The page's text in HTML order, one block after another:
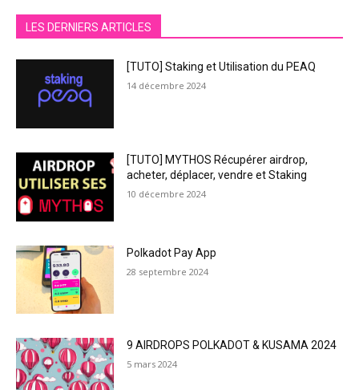
LES DERNIERS ARTICLES
[TUTO] Staking et Utilisation du PEAQ
14 décembre 2024
[TUTO] MYTHOS Récupérer airdrop,
acheter, déplacer, vendre et Staking
10 décembre 2024
Polkadot Pay App
28 septembre 2024
9 AIRDROPS POLKADOT & KUSAMA 2024
5 mars 2024